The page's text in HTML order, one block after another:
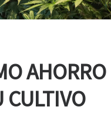
AHORRO
CULTIVO